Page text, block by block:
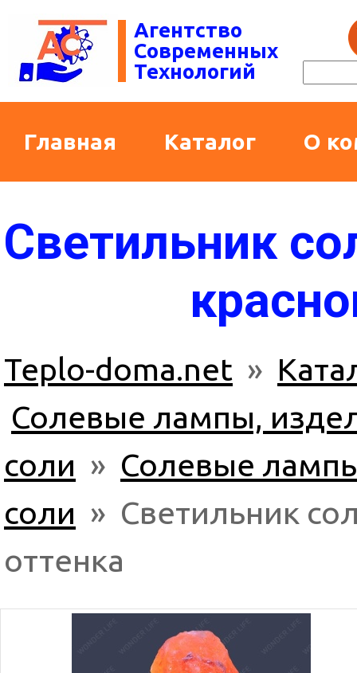
Агентство
Современных
Технологий
Главная Каталог О
Светильник
Teplo-doma.net »
Солевые лампы,
соли » Солевые
соли » Светильник
оттенка